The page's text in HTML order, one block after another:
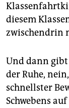
diesem
zwischendrin
Und dann gibt
der Ruhe,
schnellster
Schwebens